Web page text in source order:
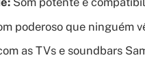
poderoso que ninguém
as TVs e soundbars